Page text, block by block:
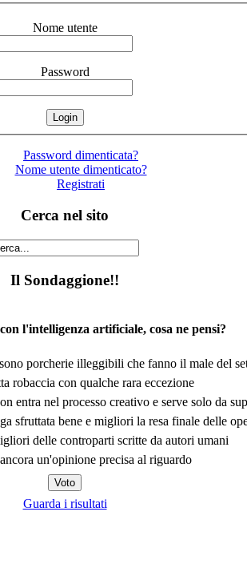
Nome utente
Password
Password dimenticata?
Nome utente dimenticato?
Registrati
Cerca nel sito
Il Sondaggione!!
l'intelligenza artificiale, cosa ne pensi?
porcherie illeggibili che fanno il male del
robaccia con qualche rara eccezione
entra nel processo creativo e serve solo da
sfruttata bene e migliori la resa finale delle
delle controparti scritte da autori umani
un'opinione precisa al riguardo
Guarda i risultati